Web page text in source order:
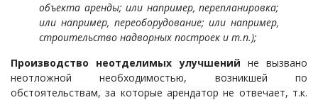
объекта аренды; или например, перепланировка;
или например, переоборудование; или например,
строительство надворных построек и т.п.);
Производство неотделимых улучшений не вызвано
неотложной необходимостью, возникшей по
обстоятельствам, за которые арендатор не отвечает, т.к.